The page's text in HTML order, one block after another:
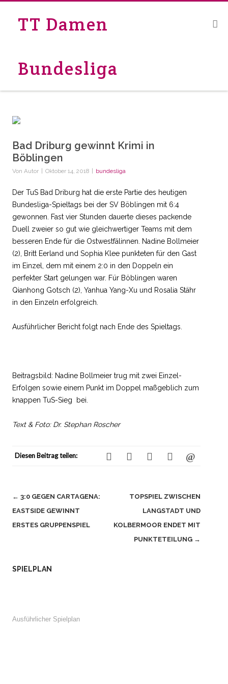
TT Damen
Bundesliga
Bad Driburg gewinnt Krimi in
Böblingen
Von Autor Oktober 14, 2018 bundesliga
Der TuS Bad Driburg hat die erste Partie des heutigen
Bundesliga-Spieltags bei der SV Böblingen mit 6:4
gewonnen. Fast vier Stunden dauerte dieses packende
Duell zweier so gut wie gleichwertiger Teams mit dem
besseren Ende für die Ostwestfälinnen. Nadine Bollmeier
(2), Britt Eerland und Sophia Klee punkteten für den Gast
im Einzel, dem mit einem 2:0 in den Doppeln ein
perfekter Start gelungen war. Für Böblingen waren
Qianhong Gotsch (2), Yanhua Yang-Xu und Rosalia Stähr
in den Einzeln erfolgreich.
Ausführlicher Bericht folgt nach Ende des Spieltags.
Beitragsbild: Nadine Bollmeier trug mit zwei Einzel-
Erfolgen sowie einem Punkt im Doppel maßgeblich zum
knappen TuS-Sieg bei.
Text & Foto: Dr. Stephan Roscher
Diesen Beitrag teilen:
Beitragsnavigation
← 3:0 GEGEN CARTAGENA:
EASTSIDE GEWINNT
ERSTES GRUPPENSPIEL
TOPSPIEL ZWISCHEN
LANGSTADT UND
KOLBERMOOR ENDET MIT
PUNKTETEILUNG →
SPIELPLAN
Ausführlicher Spielplan